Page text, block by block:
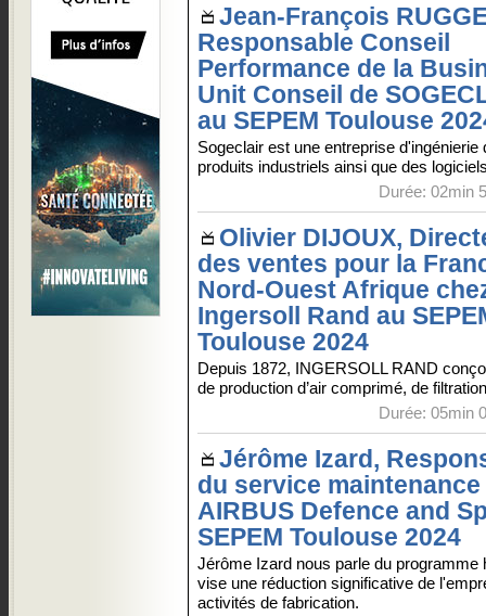
Jean-François
Responsable Conseil
Performance de la
Unit Conseil de
au SEPEM Toulouse
Sogeclair est une entreprise
produits industriels ainsi que des
Durée: 02min
Olivier DIJOUX,
des ventes pour la
Nord-Ouest Afrique
Ingersoll Rand au
Toulouse 2024
Depuis 1872, INGERSOLL RAND
de production d’air comprimé, de
Durée: 05min
Jérôme Izard,
du service maintenance
AIRBUS Defence and
SEPEM Toulouse 2024
Jérôme Izard nous parle du programme
vise une réduction significative de
activités de fabrication.